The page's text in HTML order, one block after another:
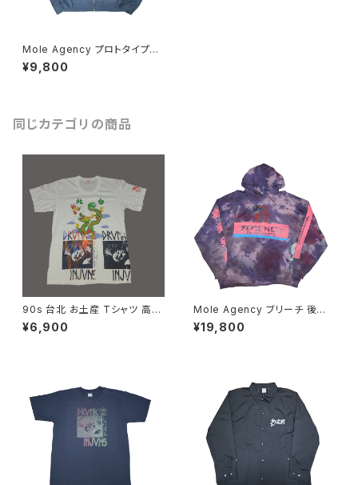
Mole Agency プロトタイプワ
ークジャケット Wes Humpst
on ディッキーズ
¥9,800
同じカテゴリの商品
90s 台北 お土産 Tシャツ 高級
Drunk Injuns Mole Agency
¥6,900
Mole Agency ブリーチ 後染
め テストプリント パーカー
¥19,800